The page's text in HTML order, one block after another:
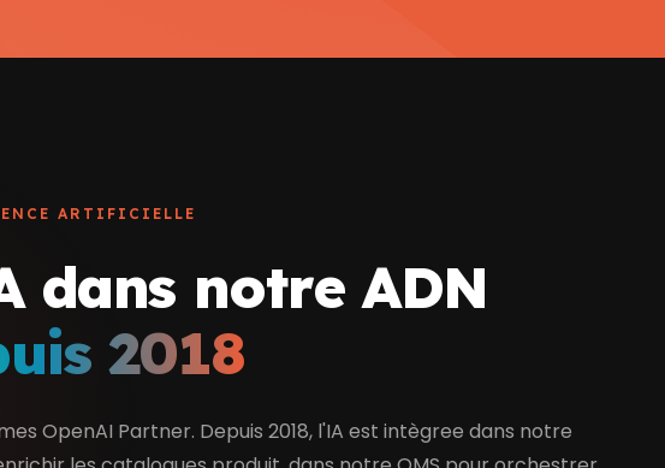
ARTIFICIELLE
dans notre ADN
2018
OpenAI Partner. Depuis 2018, l'IA est intègree dans notre